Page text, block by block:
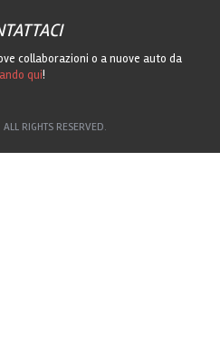
collaborazioni o a nuove auto da
qui!
RIGHTS RESERVED.